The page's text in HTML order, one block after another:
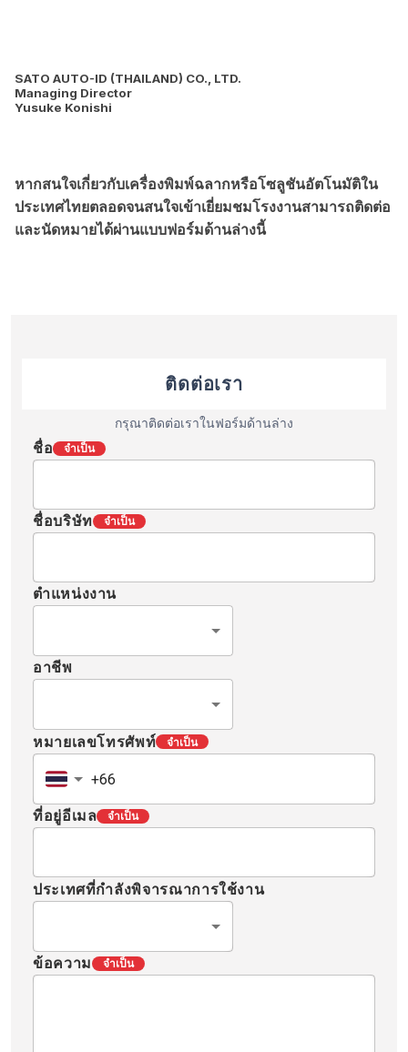
SATO AUTO-ID (THAILAND) CO., LTD.
Managing Director
Yusuke Konishi
หากสนใจเกี่ยวกับเครื่องพิมพ์ฉลากหรือโซลูชันอัตโนมัติใน
ประเทศไทยตลอดจนสนใจเข้าเยี่ยมชมโรงงานสามารถติดต่อ
และนัดหมายได้ผ่านแบบฟอร์มด้านล่างนี้
ติดต่อเรา
กรุณาติดต่อเราในฟอร์มด้านล่าง
ชื่อ จำเป็น
ชื่อบริษัท จำเป็น
ตำแหน่งงาน
อาชีพ
หมายเลขโทรศัพท์ จำเป็น
ที่อยู่อีเมล จำเป็น
ประเทศที่กำลังพิจารณาการใช้งาน
ข้อความ จำเป็น